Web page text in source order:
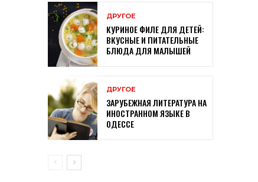
ДРУГОЕ
КУРИНОЕ ФИЛЕ ДЛЯ ДЕТЕЙ:
ВКУСНЫЕ И ПИТАТЕЛЬНЫЕ
БЛЮДА ДЛЯ МАЛЫШЕЙ
ДРУГОЕ
ЗАРУБЕЖНАЯ ЛИТЕРАТУРА НА
ИНОСТРАННОМ ЯЗЫКЕ В
ОДЕССЕ